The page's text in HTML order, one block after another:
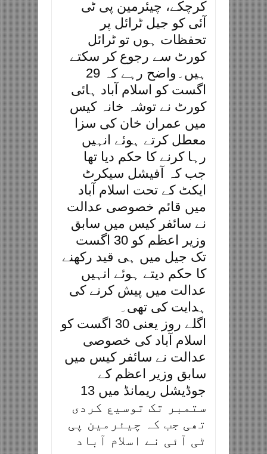
کرچکے، چیئرمین پی ٹی
آئی کو جیل ٹرائل پر
تحفظات ہوں تو ٹرائل
کورٹ سے رجوع کر سکتے
ہیں۔واضح رہے کہ 29
اگست کو اسلام آباد ہائی
کورٹ نے توشہ خانہ کیس
میں عمران خان کی سزا
معطل کرتے ہوئے انہیں
رہا کرنے کا حکم دیا تھا
جب کہ آفیشل سیکرٹ
ایکٹ کے تحت اسلام آباد
میں قائم خصوصی عدالت
نے سائفر کیس میں سابق
وزیر اعظم کو 30 اگست
تک جیل میں ہی قید رکھنے
کا حکم دیتے ہوئے انہیں
عدالت میں پیش کرنے کی
ہدایت کی تھی۔
اگلے روز یعنی 30 اگست کو
اسلام آباد کی خصوصی
عدالت نے سائفر کیس میں
سابق وزیر اعظم کے
جوڈیشل ریمانڈ میں 13
ستمبر تک توسیع کردی
تھی جب کہ چیئرمین پی
ٹی آئی نے اسلام آباد